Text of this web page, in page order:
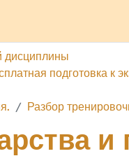
дисциплины
подготовка к
Разбор
и